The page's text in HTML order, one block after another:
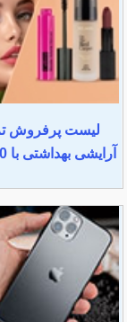
لیست پرفروش
آرایشی بهداشتی با 50% تخفیف